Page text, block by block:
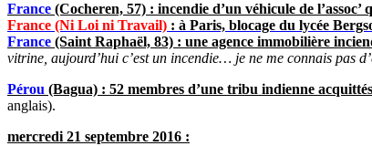
France (Cocheren, 57) : incendie d’un véhicule de l’assoc’
France (Ni Loi ni Travail) : à Paris, blocage du lycée
France (Saint Raphaël, 83) : une agence immobilière
vitrine, aujourd’hui c’est un incendie… je ne me connais pas
Pérou (Bagua) : 52 membres d’une tribu indienne
anglais).
mercredi 21 septembre 2016 :